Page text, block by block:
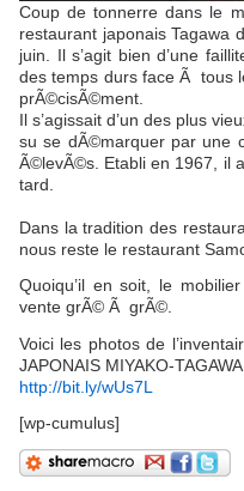
Coup de tonnerre dans le
restaurant japonais Tagawa
juin. Il s’agit bien d’une
des temps durs face Ã tous
prÃ©cisÃ©ment.
Il s’agissait d’un des plus
su se dÃ©marquer par une
Ã©levÃ©s. Etabli en 1967, il
tard.
Dans la tradition des
nous reste le restaurant
Quoiqu’il en soit, le
vente grÃ© Ã grÃ©.
Voici les photos de
JAPONAIS MIYAKO-
http://bit.ly/wUs7L
[wp-cumulus]